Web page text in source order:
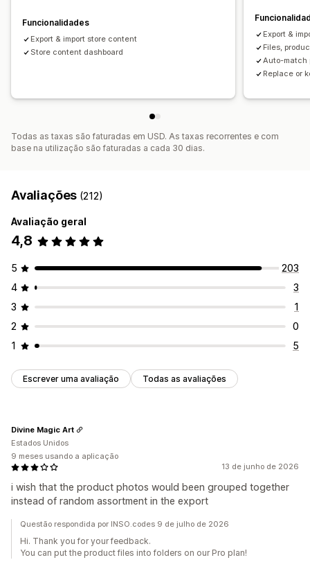
Funcionalidades
Export & import store content
Store content dashboard
Export &
Files,
Auto-match
Replace or
Todas as taxas são faturadas em USD. As taxas recorrentes e com
base na utilização são faturadas a cada 30 dias.
Avaliações (212)
Avaliação geral
4,8
5
203
4
3
3
1
2
0
1
5
Escrever uma avaliação Todas as avaliações
13 de junho de 2026
i wish that the product photos would been grouped together
instead of random assortment in the export
Divine Magic Art
Estados Unidos
9 meses usando a aplicação
Questão respondida por INSO.codes 9 de julho de 2026
Hi. Thank you for your feedback.
You can put the product files into folders on our Pro plan!